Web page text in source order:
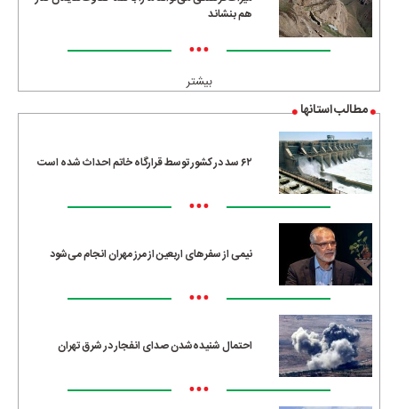
هم بنشاند
•••
بیشتر
مطالب استانها
۶۲ سد در کشور توسط قرارگاه خاتم احداث شده است
•••
نیمی از سفرهای اربعین از مرز مهران انجام می‌شود
•••
احتمال شنیده‌شدن صدای انفجار در شرق تهران
•••